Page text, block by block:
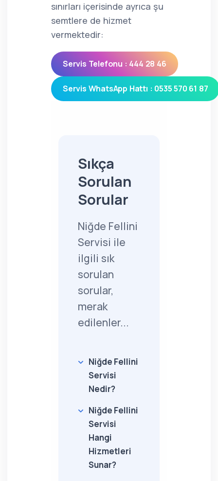
sınırları içerisinde ayrıca şu
semtlere de hizmet
vermektedir:
Servis Telefonu : 444 28 46
Servis WhatsApp Hattı : 0535 570 61 87
Sıkça
Sorulan
Sorular
Niğde Fellini
Servisi ile
ilgili sık
sorulan
sorular,
merak
edilenler...
Niğde Fellini
Servisi
Nedir?
Niğde Fellini
Servisi
Hangi
Hizmetleri
Sunar?